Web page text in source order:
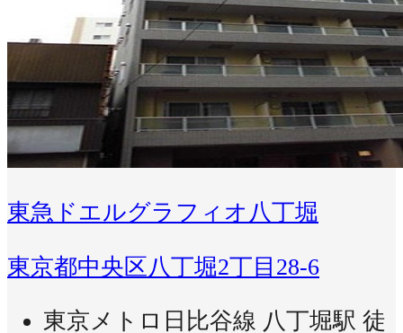
東急ドエルグラフィオ八丁堀
東京都中央区八丁堀2丁目28-6
東京メトロ日比谷線 八丁堀駅 徒